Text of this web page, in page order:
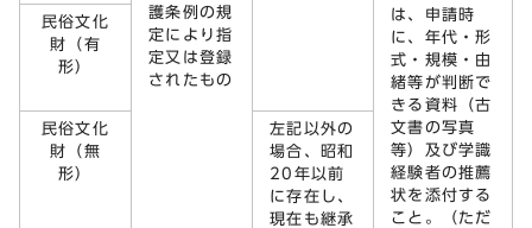
護条例の規
定により指
定又は登録
されたもの
は、申請時
に、年代・形
式・規模・由
緒等が判断で
きる資料（古
文書の写真
等）及び学識
経験者の推薦
状を添付する
こと。（ただ
民俗文化
財（有
形）
民俗文化
財（無
形）
左記以外の
場合、昭和
20年以前
に存在し、
現在も継承